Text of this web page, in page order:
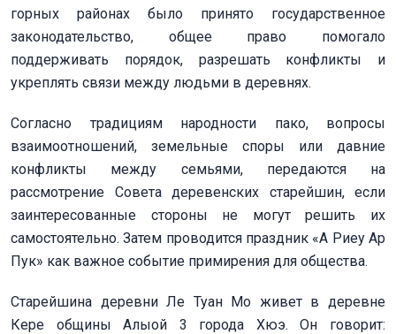
горных районах было принято государственное
законодательство, общее право помогало
поддерживать порядок, разрешать конфликты и
укреплять связи между людьми в деревнях.
Согласно традициям народности пако, вопросы
взаимоотношений, земельные споры или давние
конфликты между семьями, передаются на
рассмотрение Совета деревенских старейшин, если
заинтересованные стороны не могут решить их
самостоятельно. Затем проводится праздник «А Риеу Ар
Пук» как важное событие примирения для общества.
Старейшина деревни Ле Туан Мо живет в деревне
Кере общины Алыой 3 города Хюэ. Он говорит: